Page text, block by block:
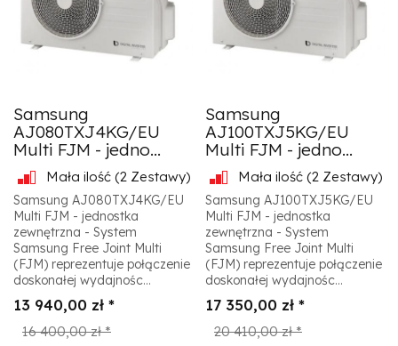
Samsung
AJ080TXJ4KG/EU
Multi FJM - jedno...
Mała ilość (2 Zestawy)
Samsung AJ080TXJ4KG/EU
Multi FJM - jednostka
zewnętrzna - System
Samsung Free Joint Multi
(FJM) reprezentuje połączenie
doskonałej wydajnośc...
13 940,00 zł *
16 400,00 zł *
Samsung
AJ100TXJ5KG/EU
Multi FJM - jedno...
Mała ilość (2 Zestawy)
Samsung AJ100TXJ5KG/EU
Multi FJM - jednostka
zewnętrzna - System
Samsung Free Joint Multi
(FJM) reprezentuje połączenie
doskonałej wydajnośc...
17 350,00 zł *
20 410,00 zł *